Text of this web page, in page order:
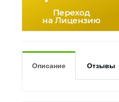
Описание Отзывы